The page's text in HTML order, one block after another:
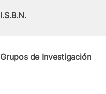
I.S.B.N.
Grupos de Investigación